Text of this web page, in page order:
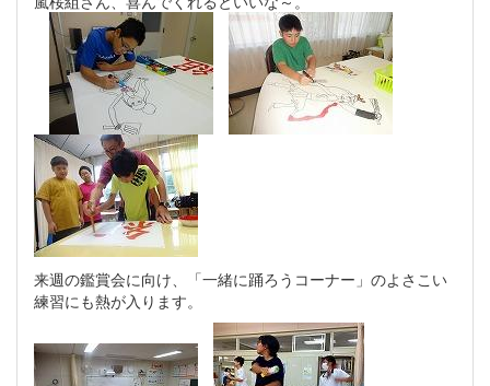
来週の鑑賞会に向け、「一緒に踊ろうコーナー」のよさこい
練習にも熱が入ります。